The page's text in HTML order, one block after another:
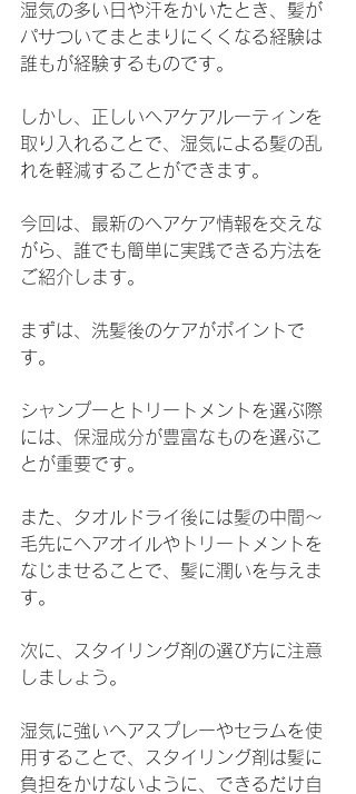
湿気の多い日や汗をかいたとき、髪が
パサついてまとまりにくくなる経験は
誰もが経験するものです。
しかし、正しいヘアケアルーティンを
取り入れることで、湿気による髪の乱
れを軽減することができます。
今回は、最新のヘアケア情報を交えな
がら、誰でも簡単に実践できる方法を
ご紹介します。
まずは、洗髪後のケアがポイントで
す。
シャンプーとトリートメントを選ぶ際
には、保湿成分が豊富なものを選ぶこ
とが重要です。
また、タオルドライ後には髪の中間〜
毛先にヘアオイルやトリートメントを
なじませることで、髪に潤いを与えま
す。
次に、スタイリング剤の選び方に注意
しましょう。
湿気に強いヘアスプレーやセラムを使
用することで、スタイリング剤は髪に
負担をかけないように、できるだけ自